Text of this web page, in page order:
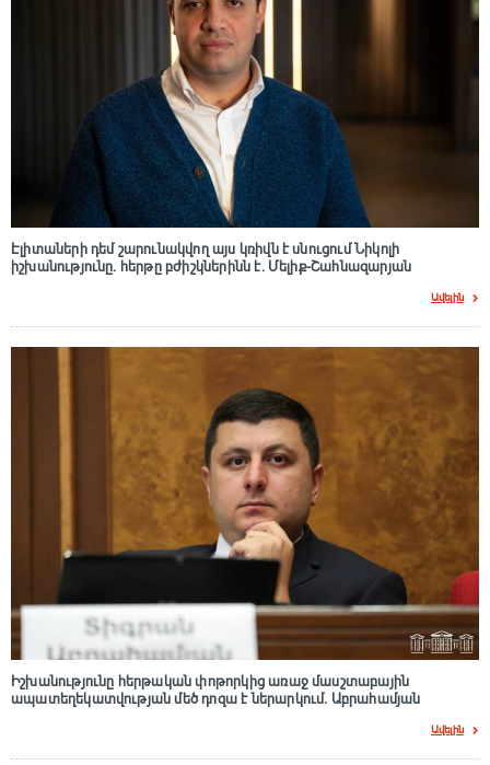
Էլիտաների դեմ շարունակվող այս կռիվն է սնուցում Նիկոլի
իշխանությունը. հերթը բժիշկներինն է. Մելիք-Շահնազարյան
Ավելին
Իշխանությունը հերթական փոթորկից առաջ մասշտաբային
ապատեղեկատվության մեծ դnզա է ներարկում․ Աբրահամյան
Ավելին